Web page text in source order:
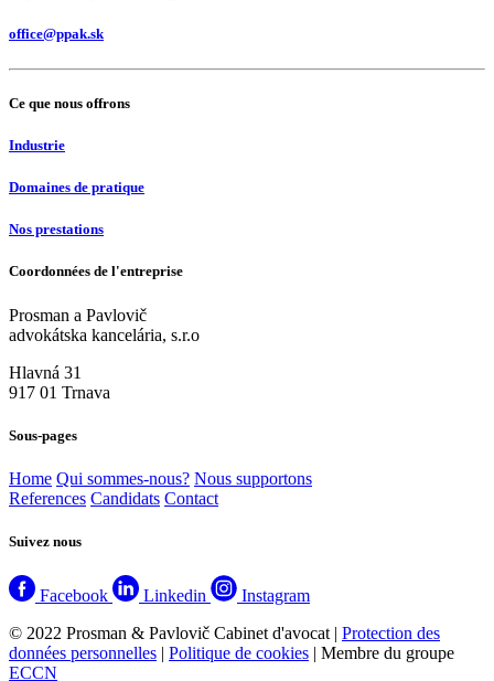
office@ppak.sk
Ce que nous offrons
Industrie
Domaines de pratique
Nos prestations
Coordonnées de l'entreprise
Prosman a Pavlovič
advokátska kancelária, s.r.o
Hlavná 31
917 01 Trnava
Sous-pages
Home Qui sommes-nous? Nous supportons
References Candidats Contact
Suivez nous
Facebook Linkedin
Instagram
© 2022 Prosman & Pavlovič Cabinet d'avocat | Protection des
données personnelles | Politique de cookies | Membre du groupe
ECCN